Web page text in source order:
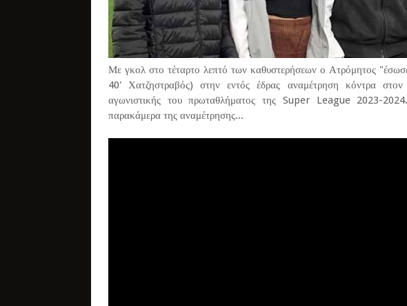
Με γκολ στο τέταρτο λεπτό των καθυστερήσεων ο Ατρόμητος
40' Χατζηστραβός) στην εντός έδρας αναμέτρηση κόντρα
αγωνιστικής του πρωταθλήματος της Super League 2023-
παρακάμερα της αναμέτρησης...